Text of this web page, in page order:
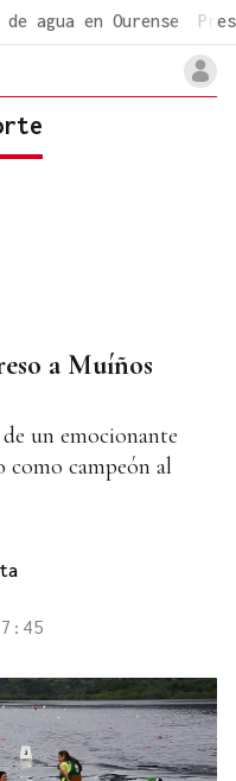
agua en Ourense
a Muíños
un emocionante
campeón al